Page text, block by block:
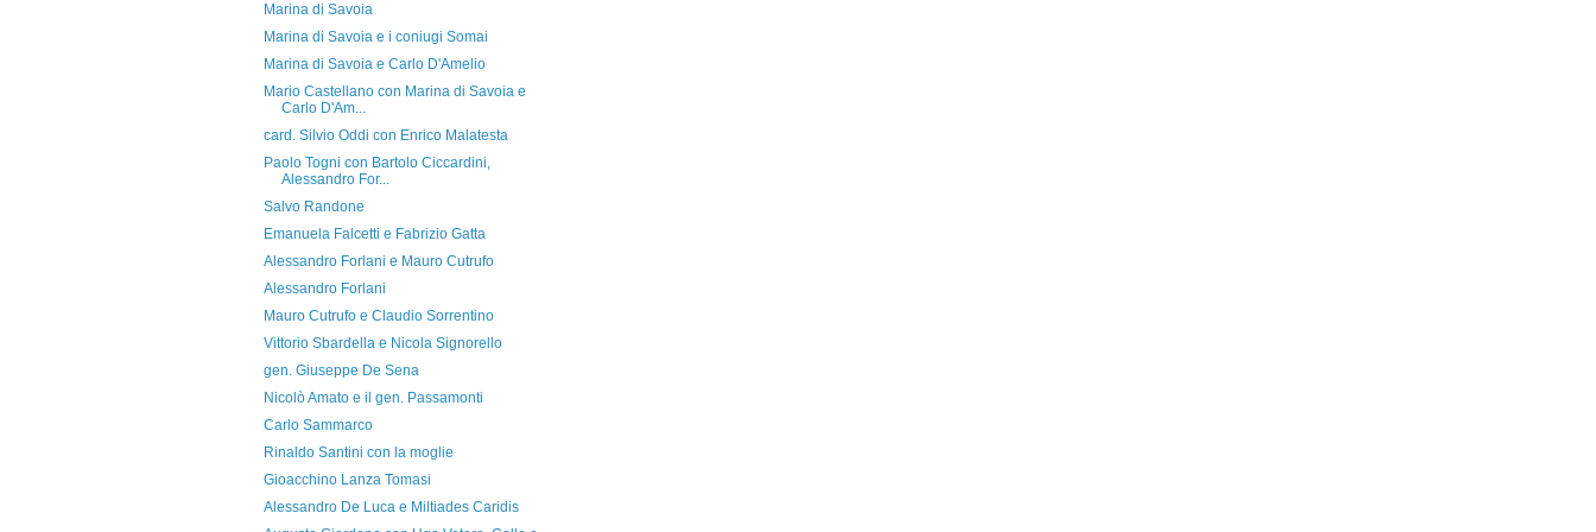
Marina di Savoia
Marina di Savoia e i coniugi Somai
Marina di Savoia e Carlo D'Amelio
Mario Castellano con Marina di Savoia e
Carlo D'Am...
card. Silvio Oddi con Enrico Malatesta
Paolo Togni con Bartolo Ciccardini,
Alessandro For...
Salvo Randone
Emanuela Falcetti e Fabrizio Gatta
Alessandro Forlani e Mauro Cutrufo
Alessandro Forlani
Mauro Cutrufo e Claudio Sorrentino
Vittorio Sbardella e Nicola Signorello
gen. Giuseppe De Sena
Nicolò Amato e il gen. Passamonti
Carlo Sammarco
Rinaldo Santini con la moglie
Gioacchino Lanza Tomasi
Alessandro De Luca e Miltiades Caridis